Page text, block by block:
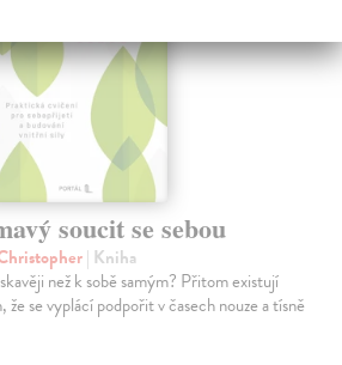
soucit se sebou
| Kniha
než k sobě samým? Přitom existují
se vyplácí podpořit v časech nouze a tísně